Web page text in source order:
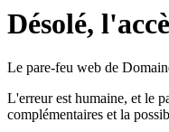
Désolé,
Le pare-feu web de
L'erreur est humaine, et le
complémentaires et la